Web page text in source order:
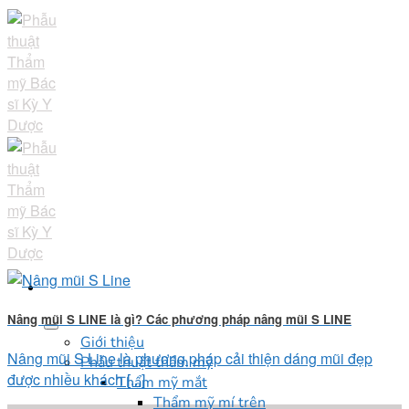
Skip
to
content
Giới thiệu
Phẫu thuật thẩm mỹ
Thẩm mỹ mắt
Thẩm mỹ mí trên
Nâng mũi S LINE là gì? Các phương pháp nâng mũi S LINE
Nâng mũi S Line là phương pháp cải thiện dáng mũi đẹp
được nhiều khách [...]